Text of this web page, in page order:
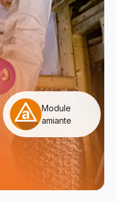
Module
amiante